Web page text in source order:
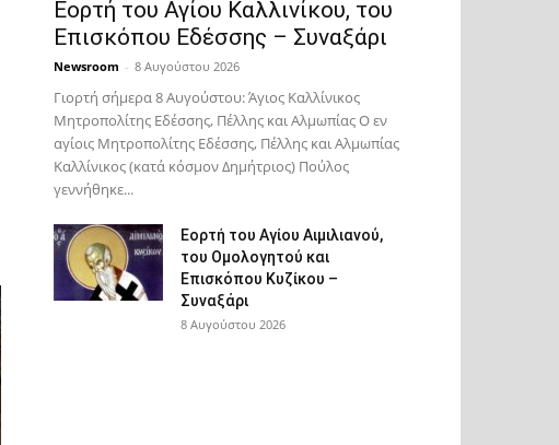
Εορτή του Αγίου Καλλινίκου, του
Επισκόπου Εδέσσης – Συναξάρι
Newsroom - 8 Αυγούστου 2026
Γιορτή σήμερα 8 Αυγούστου: Άγιος Καλλίνικος
Μητροπολίτης Εδέσσης, Πέλλης και Αλμωπίας Ο εν
αγίοις Μητροπολίτης Εδέσσης, Πέλλης και Αλμωπίας
Καλλίνικος (κατά κόσμον Δημήτριος) Πούλος
γεννήθηκε...
Εορτή του Αγίου Αιμιλιανού,
του Ομολογητού και
Επισκόπου Κυζίκου –
Συναξάρι
8 Αυγούστου 2026